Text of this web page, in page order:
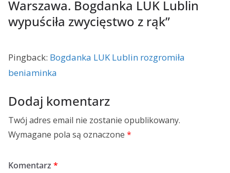
Warszawa. Bogdanka LUK Lublin
wypuściła zwycięstwo z rąk”
Pingback: Bogdanka LUK Lublin rozgromiła
beniaminka
Dodaj komentarz
Twój adres email nie zostanie opublikowany.
Wymagane pola są oznaczone *
Komentarz *